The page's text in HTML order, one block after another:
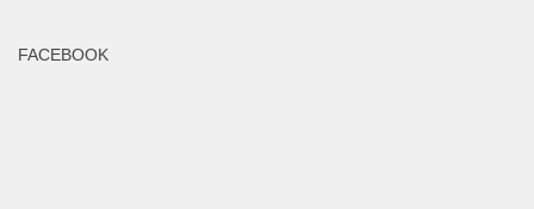
FACEBOOK